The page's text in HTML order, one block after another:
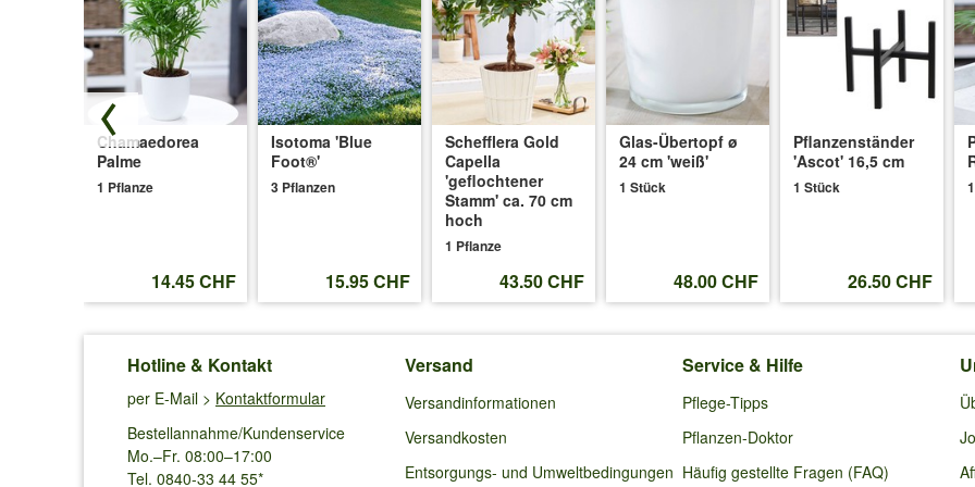
Mir gefällt sie sehr aber habe eine frage habe eine pflanzelampe gekauft ist das zu viel für diese pflanze ist die Venso Grow
Standard ist die zu stark?
Antwort von Baldur:
Hier können wir leider nichts dazu sagen. Der Hersteller kann Ihnen bestimmt weiterhelfen.
aus Würzburg schrieb am 21.03.2020:
Hallo, Würde sich für die howea wasserspeichergranulat eignen oder lieber nicht? Danke
Antwort von Baldur:
Das ist kein Problem.
Lukas K.aus Wien schrieb am 28.08.2019
Leider ist mir die schöne Palme, während des Urlaubs ausgetrocknet. Nun ist sie ziemlich farblos und sehr schwach. Besteht die
Möglichkeit, dass sie sich erholt? Wenn ja, wie kann ich dieses Prozess unterstützten? LG
Antwort von Baldur:
Chamaedorea
Palme
1 Pflanze
14.45 CHF
Isotoma 'Blue
Foot®'
3 Pflanzen
15.95 CHF
Schefflera Gold
Capella
'geflochtener
Stamm' ca. 70 cm
hoch
1 Pflanze
43.50 CHF
Glas-Übertopf ø
24 cm 'weiß'
1 Stück
48.00 CHF
Pflanzenständer
'Ascot' 16,5 cm
1 Stück
26.50 CHF
Hotline & Kontakt
per E-Mail > Kontaktformular
Bestellannahme/Kundenservice
Mo.–Fr. 08:00–17:00
Tel. 0840-33 44 55*
Versand
Versandinformationen
Versandkosten
Entsorgungs- und Umweltbedingungen
Service & Hilfe
Pflege-Tipps
Pflanzen-Doktor
Häufig gestellte Fragen (FAQ)